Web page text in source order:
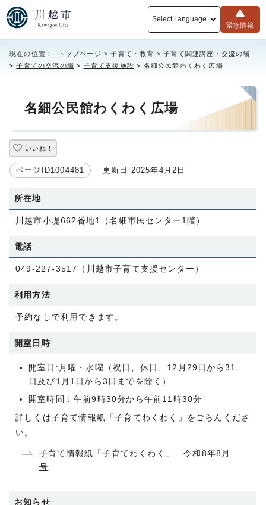
Select Language
緊急情報
現在の位置： トップページ >子育て・教育 >子育て関連講座・交流の場
>子育ての交流の場 > 子育て支援施設 > 名細公民館わくわく広場
名細公民館わくわく広場
いいね！
ページID1004481 更新日 2025年4月2日
所在地
川越市小堤662番地1（名細市民センター1階）
電話
049-227-3517（川越市子育て支援センター）
利用方法
予約なしで利用できます。
開室日時
開室日:月曜・水曜（祝日、休日、12月29日から31
日及び1月1日から3日までを除く）
開室時間：午前9時30分から午前11時30分
詳しくは子育て情報紙「子育てわくわく」をごらんくださ
い。
子育て情報紙「子育てわくわく」 令和8年8月
号
お知らせ